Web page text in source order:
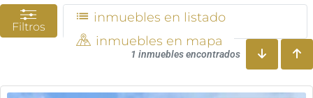
Filtros
inmuebles en listado
inmuebles en mapa
1 inmuebles encontrados